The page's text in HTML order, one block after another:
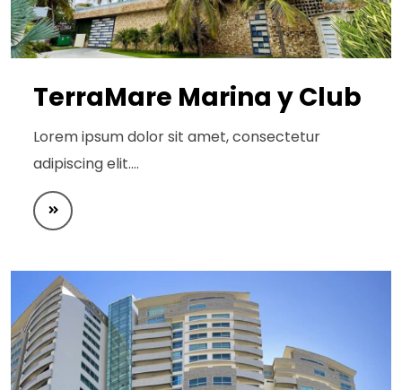
TerraMare Marina y Club
Lorem ipsum dolor sit amet, consectetur
adipiscing elit.…